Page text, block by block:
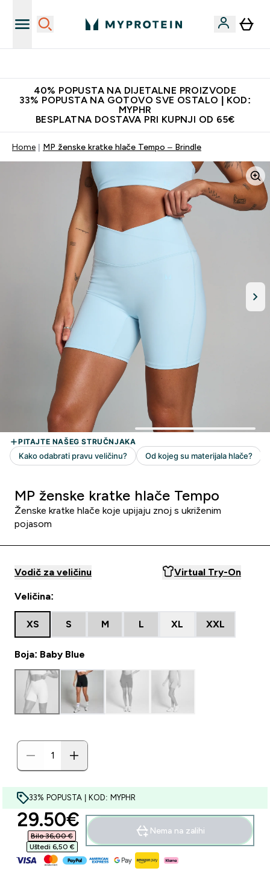
40% POPUSTA NA DIJETALNE PROIZVODE
33% POPUSTA NA GOTOVO SVE OSTALO | KOD:
MYPHR
BESPLATNA DOSTAVA PRI KUPNJI OD 65€
Home MP ženske kratke hlače Tempo – Brindle
MP ženske kratke hlače Tempo
Ženske kratke hlače koje upijaju znoj s ukriženim
pojasom
Vodič za veličinu Virtual Try-On
Veličina:
XS S M L XL XXL
Boja: Baby Blue
33% POPUSTA | KOD: MYPHR
discounted price
29.50€‎
Bilo 36,00 €‎
Uštedi 6,50 €‎
Nema na zalihi